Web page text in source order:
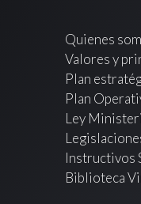
Quienes
Valores y
Plan
Plan
Ley
Instructivos
Biblioteca